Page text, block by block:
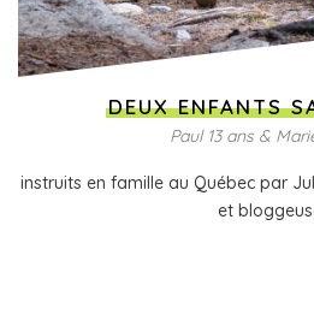
DEUX ENFANTS
Paul 13 ans &
instruits en famille au Québec par
et